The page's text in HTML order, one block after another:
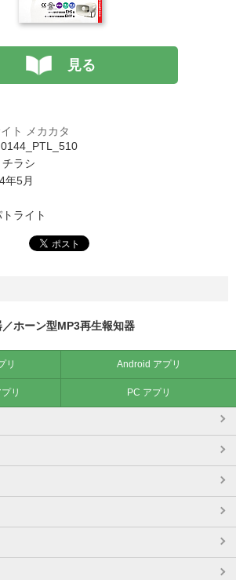
見る
ト メカカタ
ラシ
年5月
ライト
ホーン型MP3再生報知器
リ Android アプリ
リ PC アプリ